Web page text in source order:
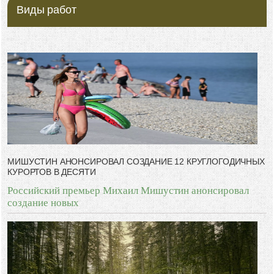
Виды работ
МИШУСТИН АНОНСИРОВАЛ СОЗДАНИЕ 12 КРУГЛОГОДИЧНЫХ
КУРОРТОВ В ДЕСЯТИ
Российский премьер Михаил Мишустин анонсировал
создание новых